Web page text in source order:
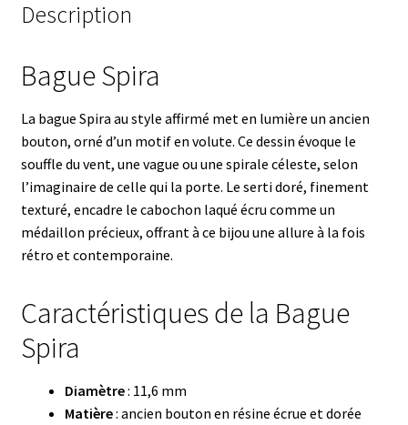
Description
Bague Spira
La bague Spira au style affirmé met en lumière un ancien
bouton, orné d’un motif en volute. Ce dessin évoque le
souffle du vent, une vague ou une spirale céleste, selon
l’imaginaire de celle qui la porte. Le serti doré, finement
texturé, encadre le cabochon laqué écru comme un
médaillon précieux, offrant à ce bijou une allure à la fois
rétro et contemporaine.
Caractéristiques de la Bague
Spira
Diamètre: 11,6 mm
Matière: ancien bouton en résine écrue et dorée